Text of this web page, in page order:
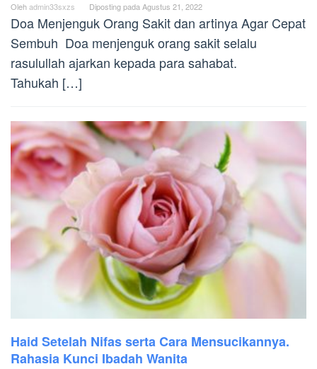
Olehadmin33sxzs Diposting padaAgustus 21, 2022
Doa Menjenguk Orang Sakit dan artinya Agar Cepat
Sembuh Doa menjenguk orang sakit selalu
rasulullah ajarkan kepada para sahabat.
Tahukah […]
Haid Setelah Nifas serta Cara Mensucikannya.
Rahasia Kunci Ibadah Wanita